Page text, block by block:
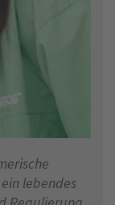
lebendes